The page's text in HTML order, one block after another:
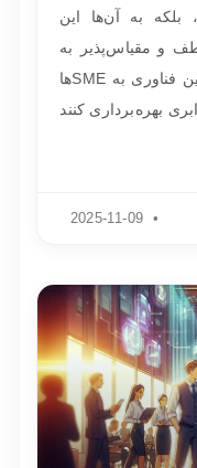
بلکه به آن‌ها این
و مقیاس‌پذیر به
شناسایی و حل مشکلات بپردازند. این فناوری به SMEها
بهره‌برداری کنند